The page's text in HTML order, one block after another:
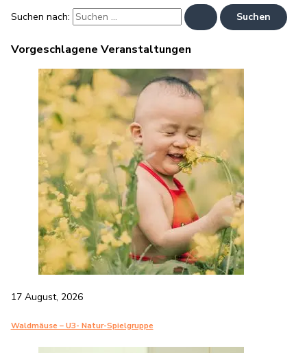
Suchen nach:
Vorgeschlagene Veranstaltungen
17 August, 2026
Waldmäuse – U3- Natur-Spielgruppe